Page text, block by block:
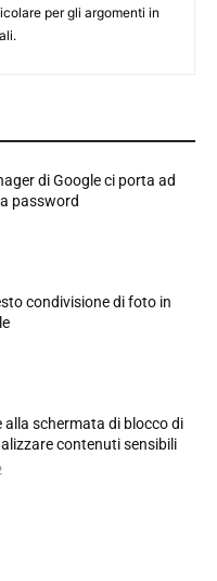
per gli argomenti in
di Google ci porta ad
password
condivisione di foto in
alla schermata di blocco di
contenuti sensibili